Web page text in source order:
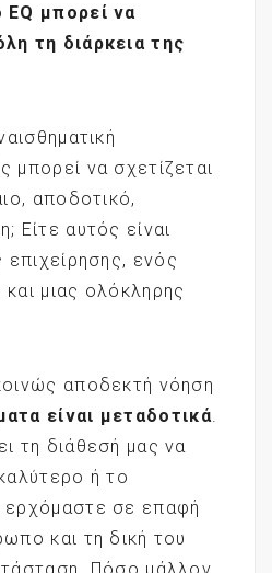
μπορεί να
τη διάρκεια της
μπορεί να σχετίζεται
αποδοτικό,
Είτε αυτός είναι
επιχείρησης, ενός
μιας ολόκληρης
αποδεκτή νόηση
είναι μεταδοτικά
τη διάθεσή μας να
ή το
σε επαφή
και τη δική του
Πόσο μάλλον